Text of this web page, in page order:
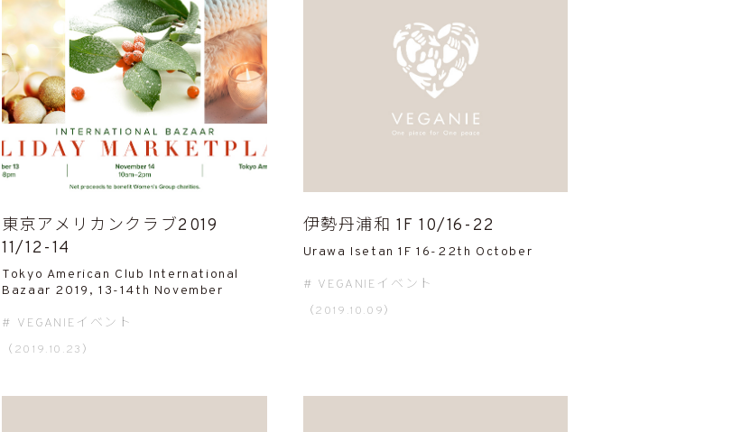
東京アメリカンクラブ2019
11/12-14
Tokyo American Club International
Bazaar 2019, 13-14th November
VEGANIEイベント
（2019.10.23）
伊勢丹浦和 1F 10/16-22
Urawa Isetan 1F 16-22th October
VEGANIEイベント
（2019.10.09）